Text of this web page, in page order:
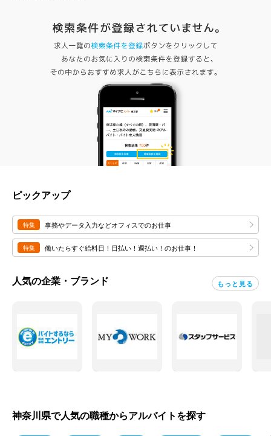
ピックアップ
事務やデータ入力などオフィスでのお仕事
特集
働いたらすぐ給料日！日払い！週払い！のお仕事！
特集
人気の企業・ブランド もっと見る
神奈川県で人気の職種からアルバイトを探す